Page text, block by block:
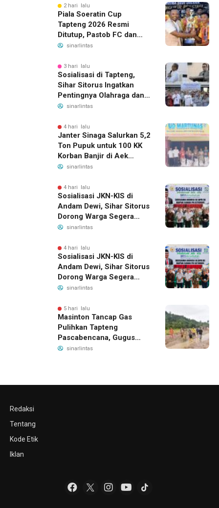
Juta
2 hari lalu
Piala Soeratin Cup
Tapteng 2026 Resmi
Ditutup, Pastob FC dan
Sahata FC Barus Raih
sinarlintas
3 hari lalu
Sosialisasi di Tapteng,
Sihar Sitorus Ingatkan
Pentingnya Olahraga dan
Deteksi Dini Penyakit
sinarlintas
4 hari lalu
Janter Sinaga Salurkan 5,2
Ton Pupuk untuk 100 KK
Korban Banjir di Aek
Horsik
sinarlintas
4 hari lalu
Sosialisasi JKN-KIS di
Andam Dewi, Sihar Sitorus
Dorong Warga Segera
Daftar BPJS Kesehatan
sinarlintas
4 hari lalu
Sosialisasi JKN-KIS di
Andam Dewi, Sihar Sitorus
Dorong Warga Segera
Daftar BPJS Kesehatan
sinarlintas
5 hari lalu
Masinton Tancap Gas
Pulihkan Tapteng
Pascabencana, Gugus
Tugas SAHATA SAOLOAN
sinarlintas
Redaksi
Tentang
Kode Etik
Iklan